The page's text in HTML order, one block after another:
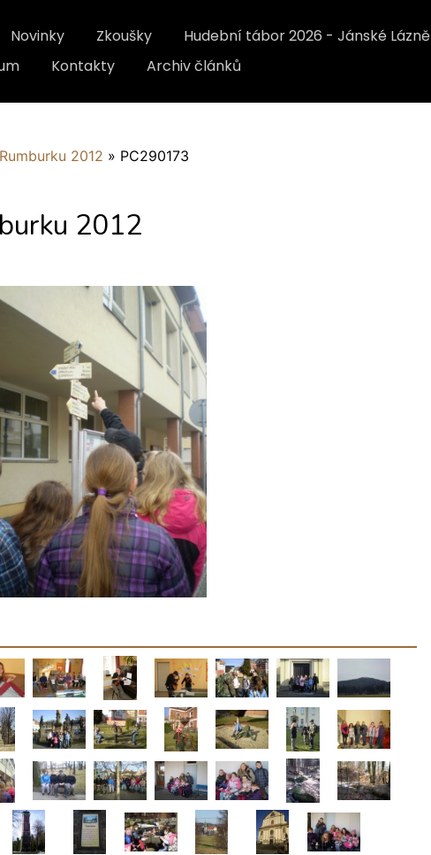
Novinky Zkoušky Hudební tábor 2026 - Jánské Lázně
Kontakty Archiv článků
2012 » PC290173
2012